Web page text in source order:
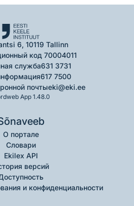
6, 10119 Tallinn
код 70004011
служба631 3731
617 7500
почтыeki@eki.ee
App 1.48.0
О портале
Словари
Ekilex API
версий
и конфиденциальности